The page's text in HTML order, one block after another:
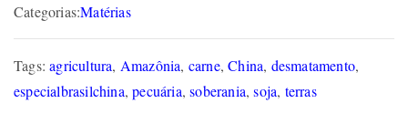
Categorias:Matérias
Tags:agricultura, Amazônia, carne,China, desmatamento,
especialbrasilchina,pecuária,soberania,soja, terras